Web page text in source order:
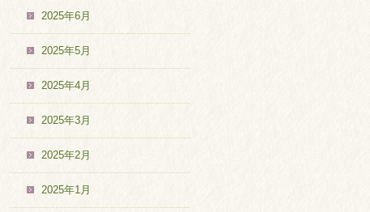
2025年6月
2025年5月
2025年4月
2025年3月
2025年2月
2025年1月